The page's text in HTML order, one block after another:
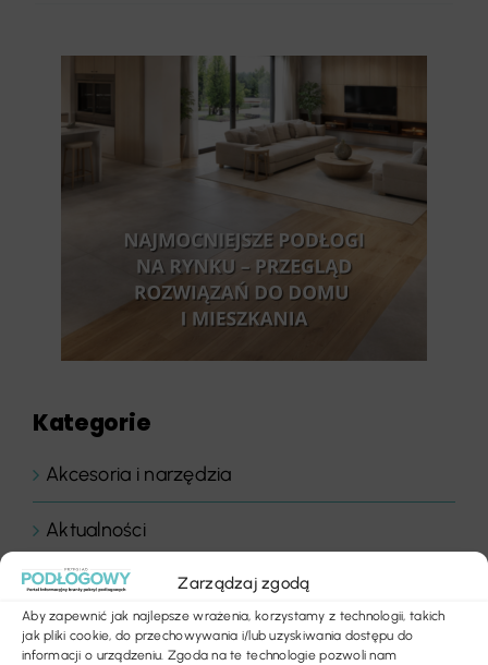
Zarządzaj zgodą
Aby zapewnić jak najlepsze wrażenia, korzystamy z technologii, takich
jak pliki cookie, do przechowywania i/lub uzyskiwania dostępu do
informacji o urządzeniu. Zgoda na te technologie pozwoli nam
Kategorie
Akcesoria i narzędzia
Aktualności
Bez kategorii
Biura i instytucje